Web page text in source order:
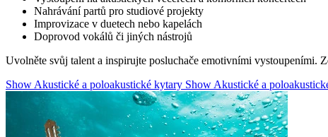
Nahrávání partů pro studiové projekty
Improvizace v duetech nebo kapelách
Doprovod vokálů či jiných nástrojů
Uvolněte svůj talent a inspirujte posluchače emotivními vystoupeními.
Show Akustické a poloakustické kytary Show Akustické a